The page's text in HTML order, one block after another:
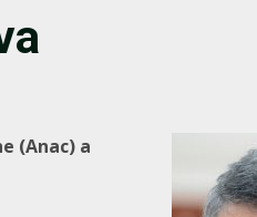
(Anac) a